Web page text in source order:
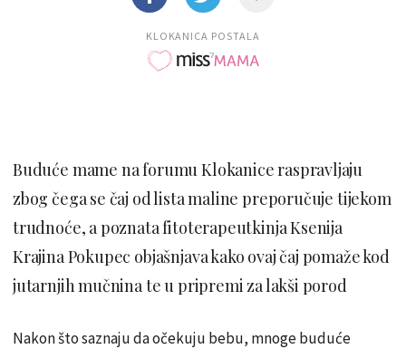
KLOKANICA POSTALA
Buduće mame na forumu Klokanice raspravljaju
zbog čega se čaj od lista maline preporučuje tijekom
trudnoće, a poznata fitoterapeutkinja Ksenija
Krajina Pokupec objašnjava kako ovaj čaj pomaže kod
jutarnjih mučnina te u pripremi za lakši porod
Nakon što saznaju da očekuju bebu, mnoge buduće